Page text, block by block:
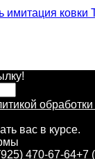
ковки
вас в курсе.
470-67-64+7